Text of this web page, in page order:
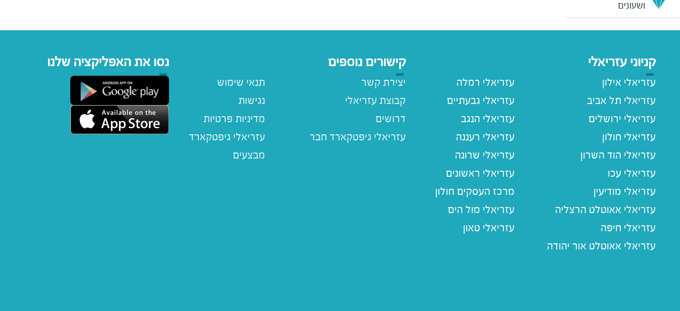
ושעונים
קניוני עזריאלי
עזריאלי אילון
עזריאלי תל אביב
עזריאלי ירושלים
עזריאלי חולון
עזריאלי הוד השרון
עזריאלי עכו
עזריאלי מודיעין
עזריאלי אאוטלט הרצליה
עזריאלי חיפה
עזריאלי אאוטלט אור יהודה
עזריאלי רמלה
עזריאלי גבעתיים
עזריאלי הנגב
עזריאלי רעננה
עזריאלי שרונה
עזריאלי ראשונים
מרכז העסקים חולון
עזריאלי מול הים
עזריאלי טאון
קישורים נוספים
תנאי שימוש
נגישות
מדיניות פרטיות
עזריאלי גיפטקארד
מבצעים
יצירת קשר
קבוצת עזריאלי
דרושים
נסו את האפליקציה שלנו